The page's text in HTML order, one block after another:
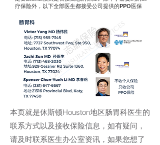
疗保险外，以下全部医生都接受公司提供的PPO医保
本页就是休斯顿Houston地区肠胃科医生的
联系方式以及接收保险信息，如有疑问，
请及时联系医生办公室资讯，如果您想了